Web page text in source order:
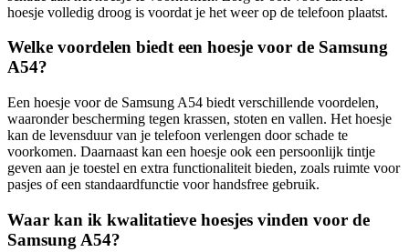
hoesje volledig droog is voordat je het weer op de telefoon plaatst.
Welke voordelen biedt een hoesje voor de Samsung
A54?
Een hoesje voor de Samsung A54 biedt verschillende voordelen,
waaronder bescherming tegen krassen, stoten en vallen. Het hoesje
kan de levensduur van je telefoon verlengen door schade te
voorkomen. Daarnaast kan een hoesje ook een persoonlijk tintje
geven aan je toestel en extra functionaliteit bieden, zoals ruimte voor
pasjes of een standaardfunctie voor handsfree gebruik.
Waar kan ik kwalitatieve hoesjes vinden voor de
Samsung A54?